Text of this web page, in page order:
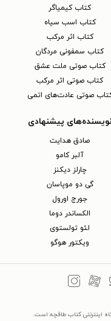
کتاب کیمیاگر
کتاب اسب سیاه
کتاب اثر مرکب
کتاب سمفونی مردگان
کتاب صوتی ملت عشق
کتاب صوتی اثر مرکب
صوتی عادت‌های اتمی
نویسنده‌های پیشنهادی
صادق هدایت
آلبر کامو
چارلز دیکنز
گی دو موپاسان
جورج اورول
الکساندر دوما
لئو تولستوی
ویکتور هوگو
اینترنتی کتاب طاقچه است.